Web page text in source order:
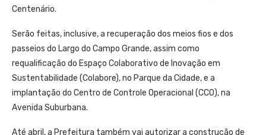
Centenário.
Serão feitas, inclusive, a recuperação dos meios fios e dos
passeios do Largo do Campo Grande, assim como
requalificação do Espaço Colaborativo de Inovação em
Sustentabilidade (Colabore), no Parque da Cidade, e a
implantação do Centro de Controle Operacional (CCO), na
Avenida Suburbana.
Até abril, a Prefeitura também vai autorizar a construção de